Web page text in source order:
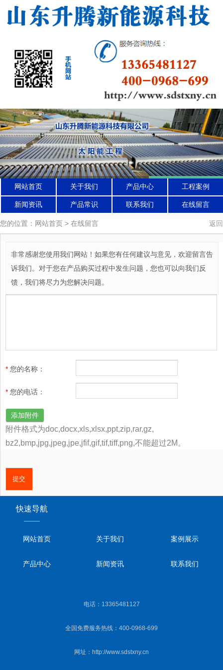
网站首页 关于我们 产品中心 工程案例
新闻资讯 产品常识 联系我们 在线留言
您的位置：网站首页 > 在线留言 返回
非常感谢您使用我们网站！如果您有任何建议与意见，欢迎留言告
诉我们。对于您在产品购买过程中发生问题，您也可以向我们反
馈，我们将尽力为您解决问题。
* 您的名称 ：
* 您的电话 ：
添加附件
附件格式为doc,docx,xls,xlsx,ppt,zip,rar,gz,
bz2,bmp,jpg,jpeg,jpe,jfif,gif,tif,tiff,png,不能超过2M。
快速导航
——
网站首页 关于我们 案例展示
产品中心 新闻资讯 联系我们
电话：13365481127
全国免费服务热线：400-0968-699
网址：http://www.sdstxny.cn